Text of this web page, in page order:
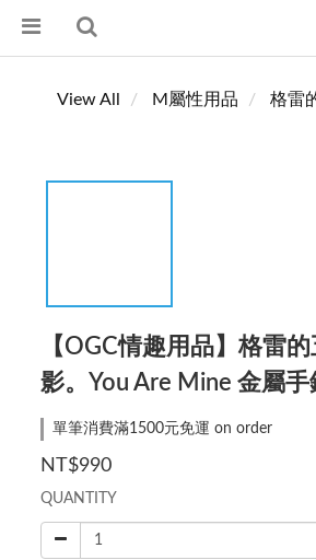
View All M屬性用品 格雷
【OGC情趣用品】格雷
影。You Are Mine 金屬手
單筆消費滿1500元免運 on order
NT$990
QUANTITY